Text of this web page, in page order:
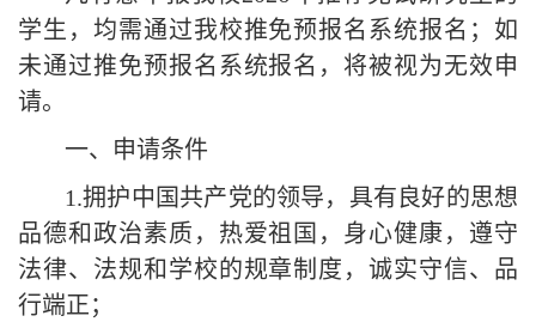
学生，均需通过我校推免预报名系统报名；如
未通过推免预报名系统报名，将被视为无效申
请。
一、申请条件
1.拥护中国共产党的领导，具有良好的思想
品德和政治素质，热爱祖国，身心健康，遵守
法律、法规和学校的规章制度，诚实守信、品
行端正；